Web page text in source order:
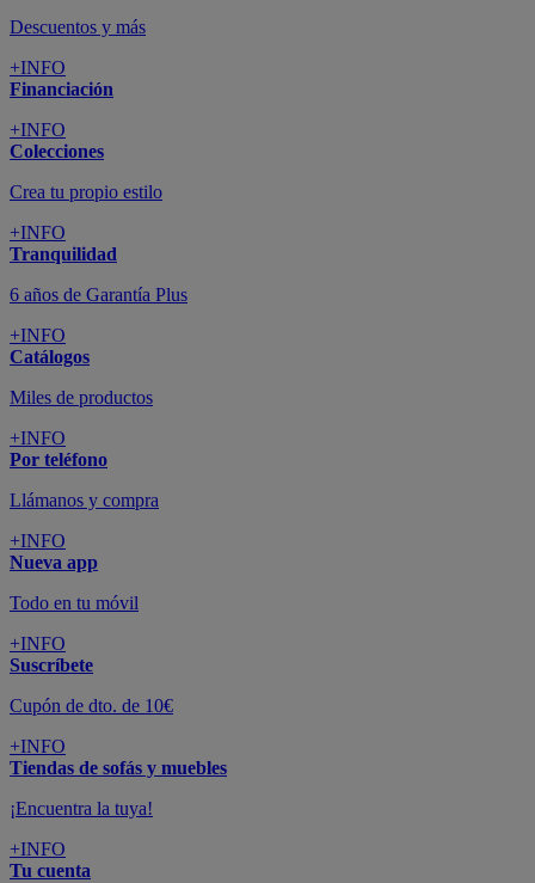
Descuentos y más
+INFO
Financiación
+INFO
Colecciones
Crea tu propio estilo
+INFO
Tranquilidad
6 años de Garantía Plus
+INFO
Catálogos
Miles de productos
+INFO
Por teléfono
Llámanos y compra
+INFO
Nueva app
Todo en tu móvil
+INFO
Suscríbete
Cupón de dto. de 10€
+INFO
Tiendas de sofás y muebles
¡Encuentra la tuya!
+INFO
Tu cuenta